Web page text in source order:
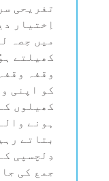
تفریحی
اِختیار
میں حِصہ
کھیلتے
وقفہ
کو اپنی
کھیلوں
ہونے
بتاتے
دِلچسپی
جمع کی